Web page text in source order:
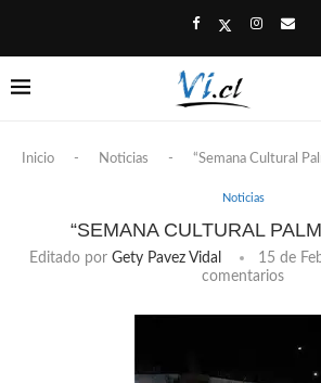
Inicio - Noticias - “Semana Cultural
Noticias
“SEMANA CULTURAL
Editado por Gety Pavez Vidal 15 de
comentarios